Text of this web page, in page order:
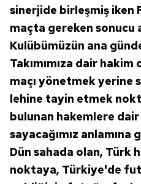
sinerjide birleşmiş iken
maçta gereken sonucu
Kulübümüzün ana
Takımımıza dair
maçı yönetmek yerine
lehine tayin etmek
bulunan hakemlere
sayacağımız anlamına
Dün sahada olan, Türk
noktaya, Türkiye'de